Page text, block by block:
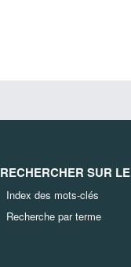
RECHERCHER SUR
Index des mots-clés
Recherche par terme